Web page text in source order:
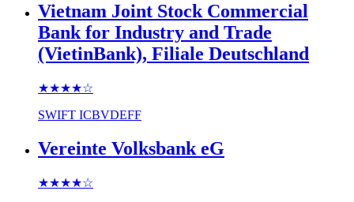
Vietnam Joint Stock Commercial
Bank for Industry and Trade
(VietinBank), Filiale Deutschland
★★★★☆
SWIFT ICBVDEFF
Vereinte Volksbank eG
★★★★☆